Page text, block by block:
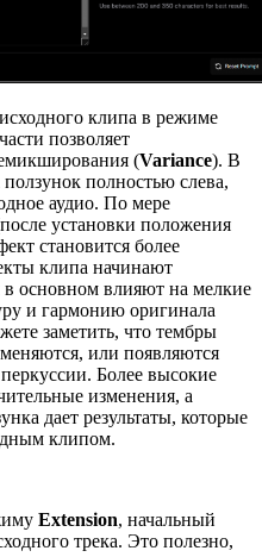
клипа в режиме
позволяет
(Variance). В
полностью слева,
аудио. По мере
установки положения
становится более
клипа начинают
основном влияют на мелкие
и гармонию оригинала
заметить, что тембры
или появляются
Более высокие
изменения, а
дает результаты, которые
клипом.
Extension, начальный
трека. Это полезно,